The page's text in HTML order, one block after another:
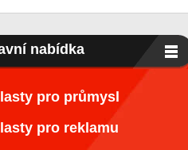
nabídka
pro průmysl
pro reklamu